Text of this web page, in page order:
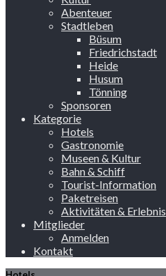
Abenteuer
Stadtleben
Büsum
Friedrichstadt
Heide
Husum
Tönning
Sponsoren
Kategorie
Hotels
Gastronomie
Museen & Kultur
Bahn & Schiff
Tourist-Information
Paketreisen
Aktivitäten & Erlebnis
Mitglieder
Anmelden
Kontakt